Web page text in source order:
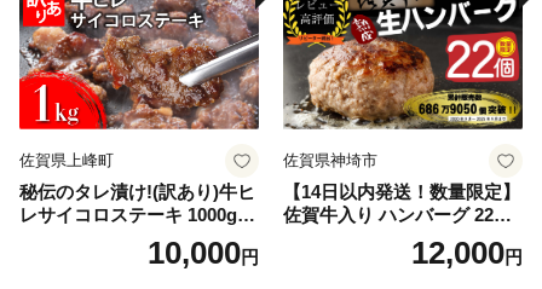
佐賀県上峰町
秘伝のタレ漬け!(訳あり)牛ヒ
レサイコロステーキ 1000g
10,000円
佐賀県神埼市
【14日以内発送！数量限定】
佐賀牛入り ハンバーグ 22個
2.6kg(120g×22個)【佐賀牛
黒毛和牛 ブランド牛 九州 ハ
12,000円